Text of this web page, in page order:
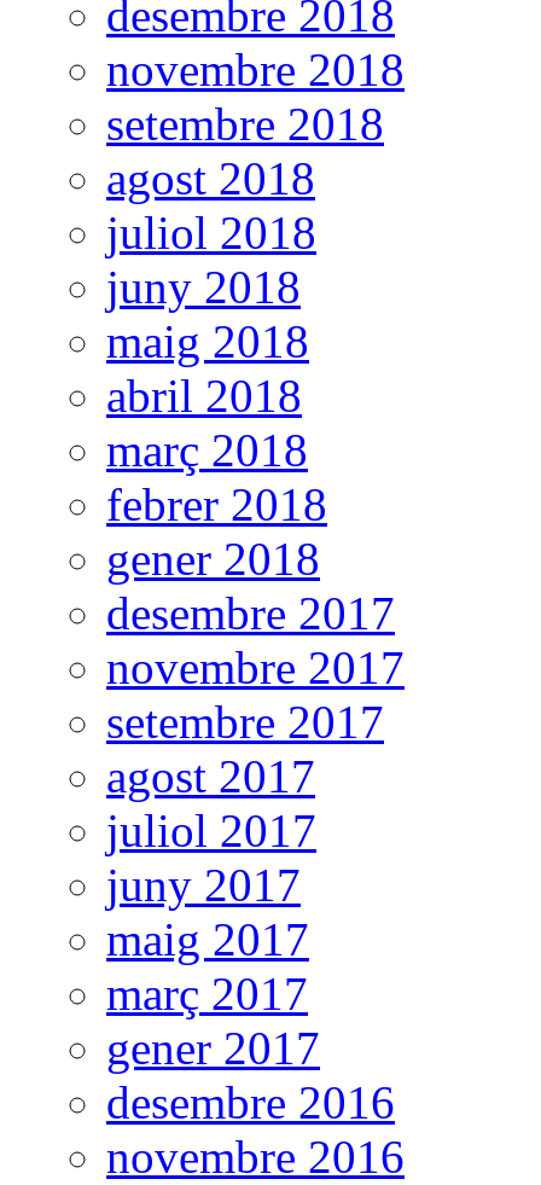
desembre 2018
novembre 2018
setembre 2018
agost 2018
juliol 2018
juny 2018
maig 2018
abril 2018
març 2018
febrer 2018
gener 2018
desembre 2017
novembre 2017
setembre 2017
agost 2017
juliol 2017
juny 2017
maig 2017
març 2017
gener 2017
desembre 2016
novembre 2016